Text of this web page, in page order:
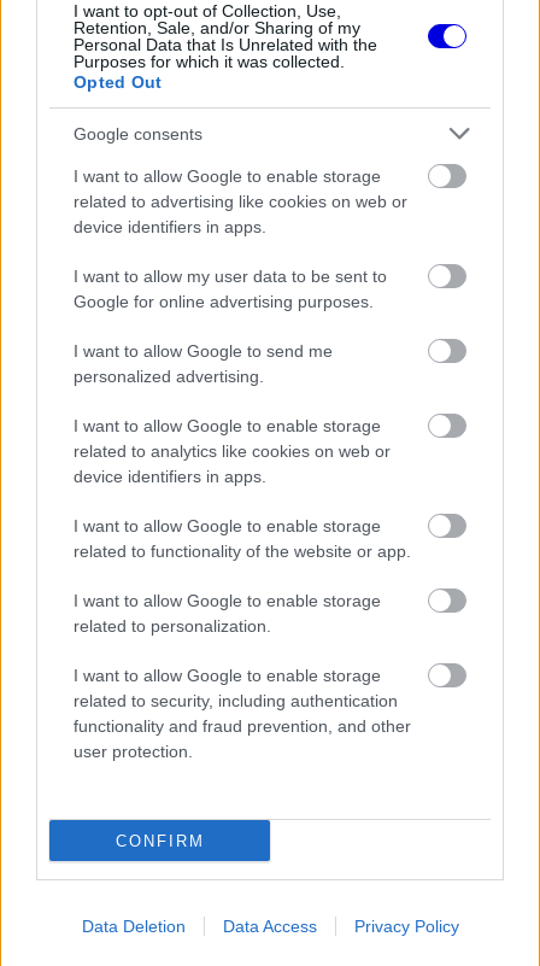
I want to opt-out of Collection, Use,
Retention, Sale, and/or Sharing of my
Personal Data that Is Unrelated with the
Purposes for which it was collected.
Opted Out
Google consents
I want to allow Google to enable storage
related to advertising like cookies on web or
device identifiers in apps.
I want to allow my user data to be sent to
Google for online advertising purposes.
I want to allow Google to send me
personalized advertising.
I want to allow Google to enable storage
related to analytics like cookies on web or
device identifiers in apps.
I want to allow Google to enable storage
related to functionality of the website or app.
I want to allow Google to enable storage
related to personalization.
I want to allow Google to enable storage
related to security, including authentication
functionality and fraud prevention, and other
user protection.
CONFIRM
Data Deletion Data Access Privacy Policy
FORMA-1
nagyobb előnnyel is vezethetne
FORMA-1
Adrian Newey megszólalt a titkos
motorról
A Sky Sports F1 riportere, Ted Kravitz arról
ki az Alpine-nál és Briatorénál is. „Úgy tudom,
Flavio Briatore sportszerűtlennek nevezte ezt.”
„Flavio Briatore nincs ettől elragadtatva, és azt
mondja, a Red Bull ésszerűtlenül, legalábbis az ő
megítélése szerint, visszatartja a Monacóból
Az Alpine hétfőre ünneplést tervezett, ezt
azonban el kellett halasztani, mivel újabb
Közben a történet nem ért véget a trófeánál, mert